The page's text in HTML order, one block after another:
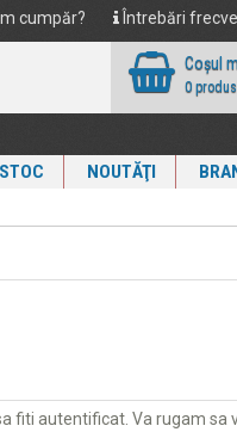
cumpăr? Întrebări
Coşul
0
NOUTĂŢI
fiti autentificat. Va rugam sa